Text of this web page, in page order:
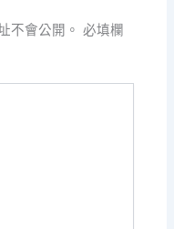
不會公開。 必填欄